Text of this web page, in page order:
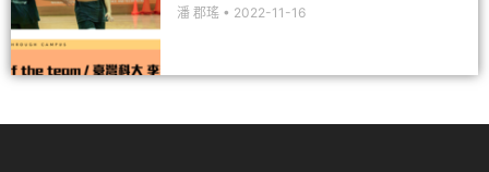
潘 郡瑤 2022-11-16